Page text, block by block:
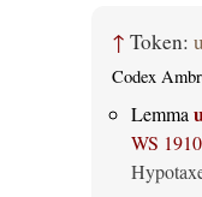
↑ Token:
Codex
Lemma
WS